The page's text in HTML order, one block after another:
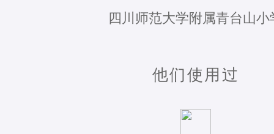
四川师范大学附属青台山小
他们使用过